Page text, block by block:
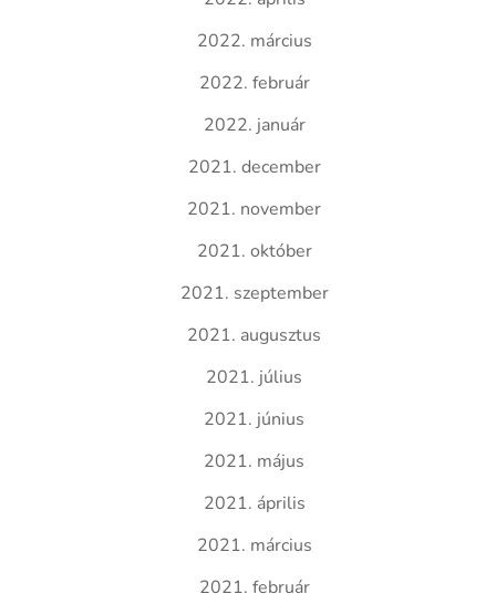
2022. március
2022. február
2022. január
2021. december
2021. november
2021. október
2021. szeptember
2021. augusztus
2021. július
2021. június
2021. május
2021. április
2021. március
2021. február